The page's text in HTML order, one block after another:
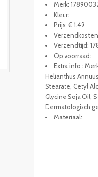
Merk:
Kleur:
Prijs: € 1.49
Verzendtijd:
Op voorraad:
Extra info :
Helianthus
Stearate, Cetyl
Glycine Soja Oil,
Dermatologisch
Materiaal: